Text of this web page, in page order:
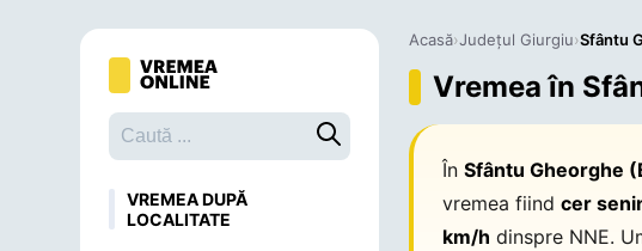
Caută o localitate
VREMEA DUPĂ
LOCALITATE
Acasă›Județul Giurgiu›Sfântu
Vremea în
ÎnSfântu Gheorghe
vremea fiindcer
km/h dinspre NNE.